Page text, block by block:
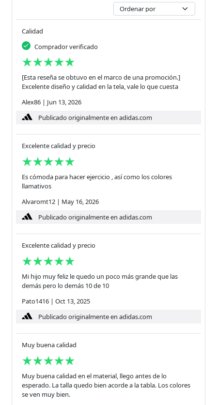
Calidad
Comprador verificado
[Esta reseña se obtuvo en el marco de una promoción.]
Excelente diseño y calidad en la tela, vale lo que cuesta
Alex86 | Jun 13, 2026
Publicado originalmente en adidas.com
Excelente calidad y precio
Es cómoda para hacer ejercicio , así como los colores
llamativos
Alvaromt12 | May 16, 2026
Publicado originalmente en adidas.com
Excelente calidad y precio
Mi hijo muy feliz le quedo un poco más grande que las
demás pero lo demás 10 de 10
Pato1416 | Oct 13, 2025
Publicado originalmente en adidas.com
Muy buena calidad
Muy buena calidad en el material, llego antes de lo
esperado. La talla quedo bien acorde a la tabla. Los colores
se ven muy bien.